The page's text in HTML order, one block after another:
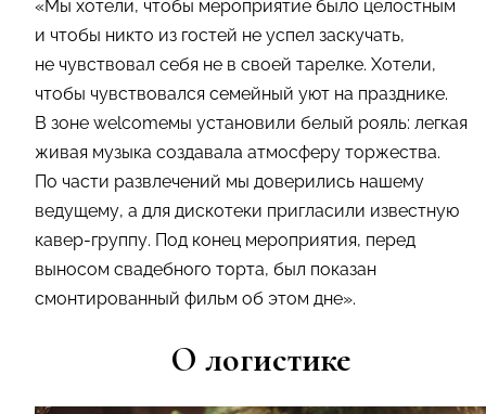
«Мы хотели, чтобы мероприятие было целостным
и чтобы никто из гостей не успел заскучать,
не чувствовал себя не в своей тарелке. Хотели,
чтобы чувствовался семейный уют на празднике.
В зоне welcomeмы установили белый рояль: легкая
живая музыка создавала атмосферу торжества.
По части развлечений мы доверились нашему
ведущему, а для дискотеки пригласили известную
кавер-группу. Под конец мероприятия, перед
выносом свадебного торта, был показан
смонтированный фильм об этом дне».
О логистике